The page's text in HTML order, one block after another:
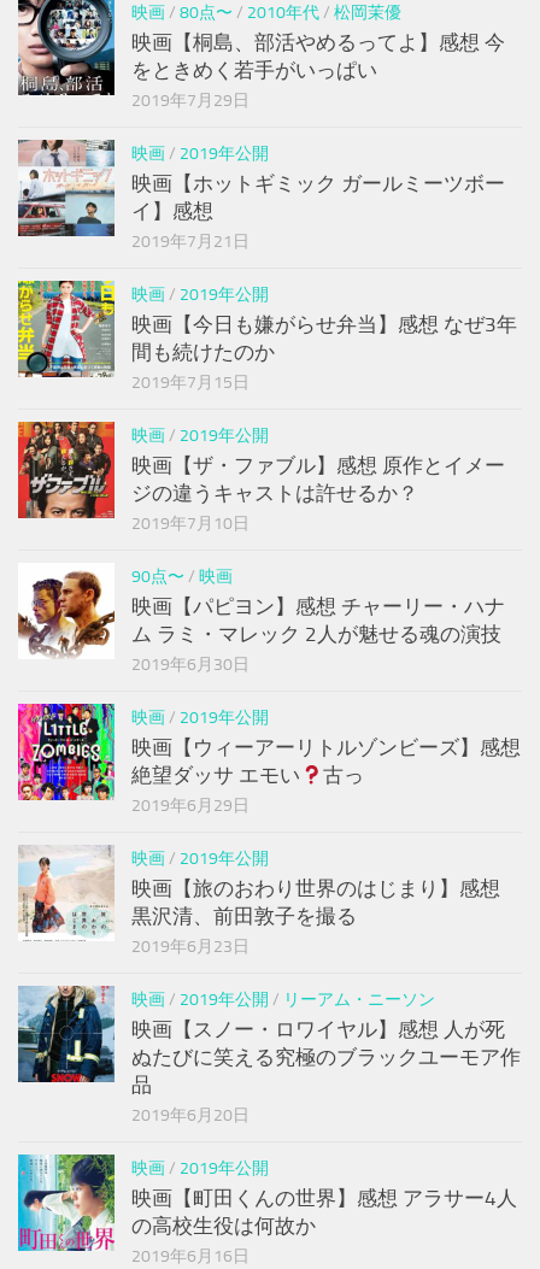
映画/ 80点〜 / 2010年代/ 松岡茉優
映画【桐島、部活やめるってよ】感想 今
をときめく若手がいっぱい
2019年7月29日
映画/ 2019年公開
映画【ホットギミック ガールミーツボー
イ】感想
2019年7月21日
映画/ 2019年公開
映画【今日も嫌がらせ弁当】感想 なぜ3年
間も続けたのか
2019年7月15日
映画/ 2019年公開
映画【ザ・ファブル】感想 原作とイメー
ジの違うキャストは許せるか？
2019年7月10日
90点〜 / 映画
映画【パピヨン】感想 チャーリー・ハナ
ム ラミ・マレック 2人が魅せる魂の演技
2019年6月30日
映画/ 2019年公開
映画【ウィーアーリトルゾンビーズ】感想
絶望ダッサ エモい
古っ
2019年6月29日
映画/ 2019年公開
映画【旅のおわり世界のはじまり】感想
黒沢清、前田敦子を撮る
2019年6月23日
映画/ 2019年公開 / リーアム・ニーソン
映画【スノー・ロワイヤル】感想 人が死
ぬたびに笑える究極のブラックユーモア作
品
2019年6月20日
映画/ 2019年公開
映画【町田くんの世界】感想 アラサー4人
の高校生役は何故か
2019年6月16日